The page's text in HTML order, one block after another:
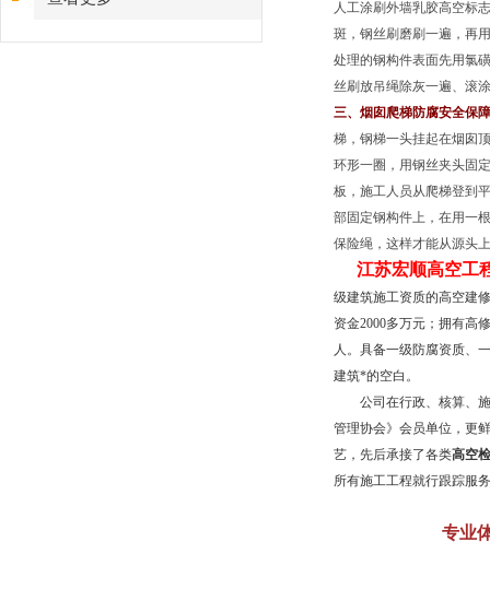
人工涂刷外墙乳胶高空标
斑，钢丝刷磨刷一遍，再
处理的钢构件表面先用氯
丝刷放吊绳除灰一遍、滚
三、烟囱爬梯防腐安全保
梯，钢梯一头挂起在烟囱
环形一圈，用钢丝夹头固
板，施工人员从爬梯登到
部固定钢构件上，在用一
保险绳，这样才能从源头
江苏宏顺高空工
级建筑施工资质的高空建
资金2000多万元；拥有高
人。具备一级防腐资质、
建筑*的空白。
公司在行政、核算、施
管理协会》会员单位，更
艺，先后承接了各类高空
所有施工工程就行跟踪服
专业